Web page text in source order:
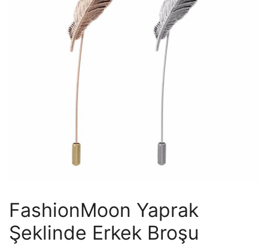
FashionMoon Yaprak
Şeklinde Erkek Broşu